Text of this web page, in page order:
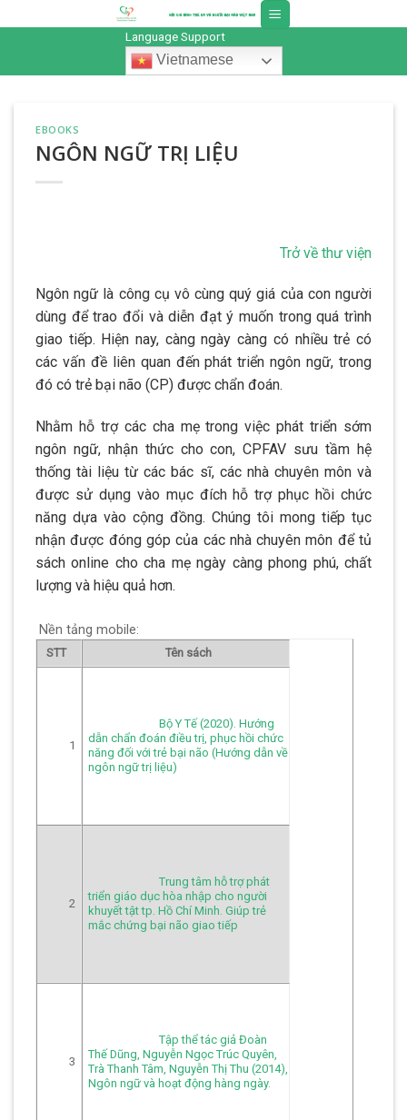
to
Language Support
Vietnamese
EBOOKS
NGÔN NGỮ TRỊ LIỆU
Trở về thư viện
Ngôn ngữ là công cụ vô cùng quý giá của con người
dùng để trao đổi và diễn đạt ý muốn trong quá trình
giao tiếp. Hiện nay, càng ngày càng có nhiều trẻ có
các vấn đề liên quan đến phát triển ngôn ngữ, trong
đó có trẻ bại não (CP) được chẩn đoán.
Nhằm hỗ trợ các cha mẹ trong việc phát triển sớm
ngôn ngữ, nhận thức cho con, CPFAV sưu tầm hệ
thống tài liệu từ các bác sĩ, các nhà chuyên môn và
được sử dụng vào mục đích hỗ trợ phục hồi chức
năng dựa vào cộng đồng. Chúng tôi mong tiếp tục
nhận được đóng góp của các nhà chuyên môn để tủ
sách online cho cha mẹ ngày càng phong phú, chất
lượng và hiệu quả hơn.
Nền tảng mobile:
STT Tên sách
1
Bộ Y Tế (2020). Hướng
dẫn chẩn đoán điều trị, phục hồi chức
năng đối với trẻ bại não (Hướng dẫn về
ngôn ngữ trị liệu)
2
Trung tâm hỗ trợ phát
triển giáo dục hòa nhập cho người
khuyết tật tp. Hồ Chí Minh. Giúp trẻ
mắc chứng bại não giao tiếp
3
Tập thể tác giả Đoàn
Thế Dũng, Nguyễn Ngọc Trúc Quyên,
Trà Thanh Tâm, Nguyễn Thị Thu (2014),
Ngôn ngữ và hoạt động hàng ngày.